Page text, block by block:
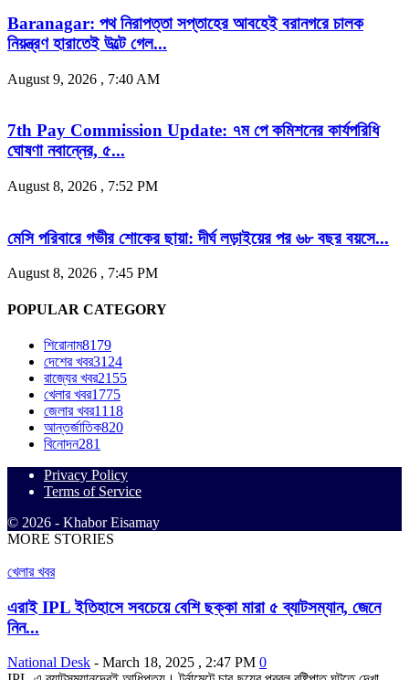
Baranagar: পথ নিরাপত্তা সপ্তাহের আবহেই বরানগরে চালক
নিয়ন্ত্রণ হারাতেই উল্টে গেল...
August 9, 2026 , 7:40 AM
7th Pay Commission Update: ৭ম পে কমিশনের কার্যপরিধি
ঘোষণা নবান্নের, ৫...
August 8, 2026 , 7:52 PM
মেসি পরিবারে গভীর শোকের ছায়া: দীর্ঘ লড়াইয়ের পর ৬৮ বছর বয়সে...
August 8, 2026 , 7:45 PM
POPULAR CATEGORY
শিরোনাম8179
দেশের খবর3124
রাজ্যের খবর2155
খেলার খবর1775
জেলার খবর1118
আন্তর্জাতিক820
বিনোদন281
Privacy Policy
Terms of Service
© 2026 - Khabor Eisamay
MORE STORIES
খেলার খবর
এরাই IPL ইতিহাসে সবচেয়ে বেশি ছক্কা মারা ৫ ব্যাটসম্যান, জেনে
নিন...
National Desk - March 18, 2025 , 2:47 PM 0